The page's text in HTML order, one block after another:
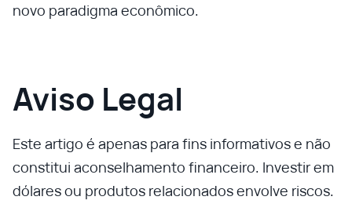
novo paradigma econômico.
Aviso Legal
Este artigo é apenas para fins informativos e não
constitui aconselhamento financeiro. Investir em
dólares ou produtos relacionados envolve riscos.